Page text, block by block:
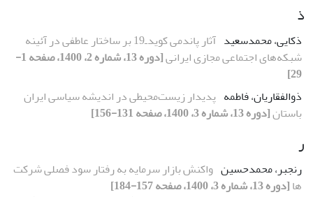
ذ
ذکایی، محمدسعید
آثار پاندمی کوید‌ـ‌19 بر ساختار عاطفی در آئینه
شبکه‌های اجتماعی مجازی ایرانی
[دوره 13، شماره 2، 1400، صفحه 1-
29]
ذوالفقاریان، فاطمه پدیدار زیست‌محیطی در اندیشه سیاسی ایران
باستان[دوره 13، شماره 3، 1400، صفحه 131-156]
ر
رنجبر، محمدحسین واکنش بازار سرمایه به رفتار سود فصلی شرکت
ها[دوره 13، شماره 3، 1400، صفحه 157-184]